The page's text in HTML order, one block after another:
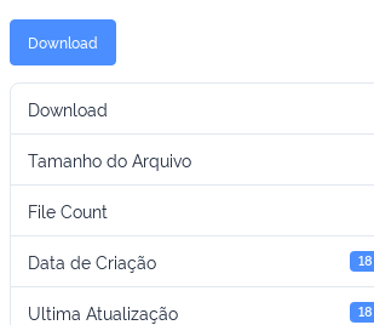
Download
Download
Tamanho do Arquivo
File Count
Data de Criação
Ultima Atualização